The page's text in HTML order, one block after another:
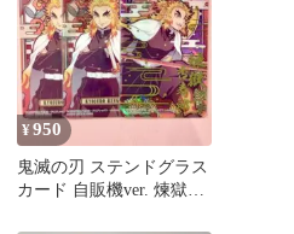
¥950
鬼滅の刃 ステンドグラス
カード 自販機ver. 煉獄杏